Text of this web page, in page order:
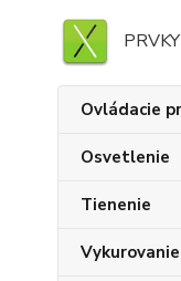
Ovládacie
Osvetlenie
Tienenie
Vykurovanie